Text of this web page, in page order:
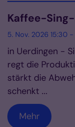
Datum: 5.
Kaffee-
5. Nov. 2026 15:30 -
in Uerdingen -
regt die
stärkt die
schenkt ...
Mehr